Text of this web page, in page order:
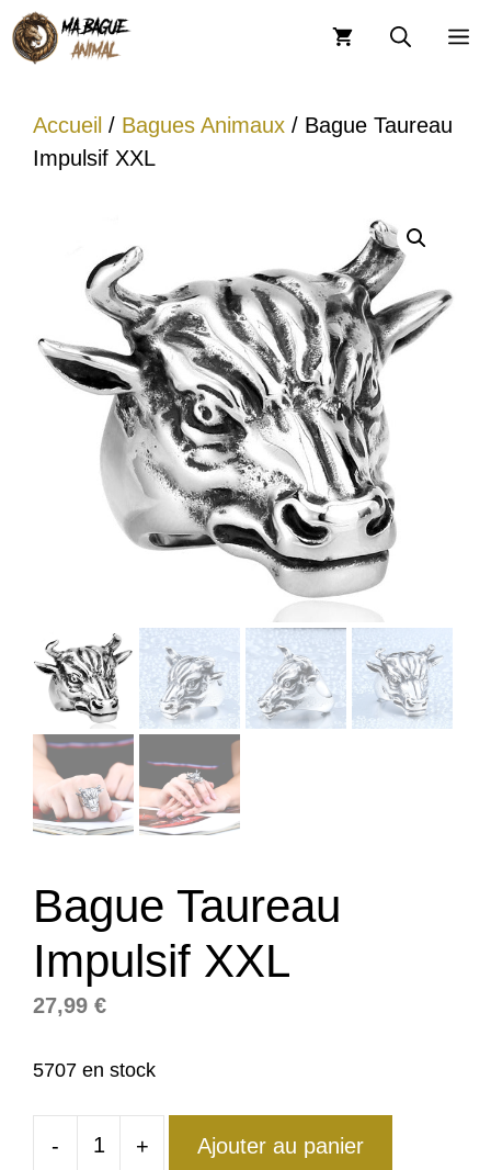
Aller
au
Accueil / Bagues Animaux / Bague Taureau
Impulsif XXL
Bague Taureau
Impulsif XXL
27,99 €
5707 en stock
-
quantité
+ Ajouter au panier